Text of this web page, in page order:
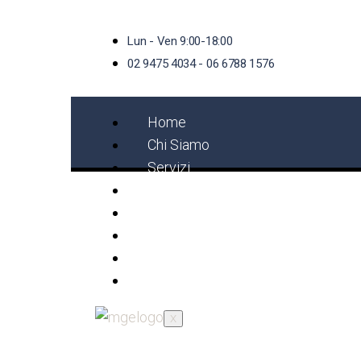
Lun - Ven 9:00-18:00
02 9475 4034 - 06 6788 1576
Home
Chi Siamo
Servizi
X
per catastrofi naturali